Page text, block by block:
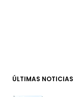
ÚLTIMAS NOTICIAS